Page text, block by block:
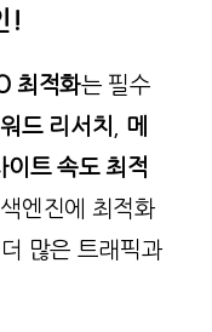
!
최적화는 필수
드 리서치
메
이트 속도 최적
엔진에 최적화
많은 트래픽과